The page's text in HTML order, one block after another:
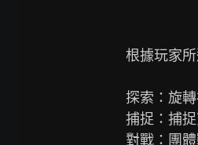
根據玩家
探索：旋
捕捉：捕
對戰：團